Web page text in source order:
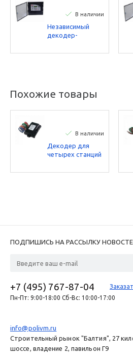
В наличии
Независимый
декодер-
фиксирующий
Похожие товары
В наличии
Декодер для
четырех станций
соленоида 9 В
ПОДПИШИСЬ НА РАССЫЛКУ
+7 (495) 767-87-04
Пн-Пт: 9:00-18:00 Сб-Вс: 10:00-17:00
info@polivm.ru
Строительный рынок "Балтия", 27
шоссе, владение 2, павильон Г9